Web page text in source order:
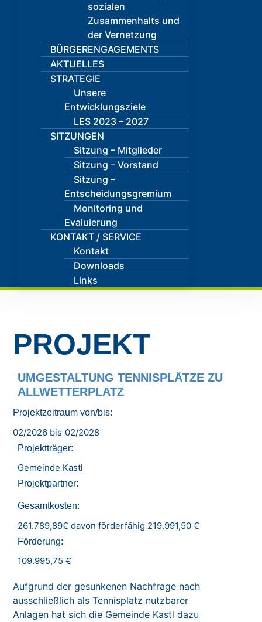
sozialen
Zusammenhalts und
der Vernetzung
BÜRGERENGAGEMENTS
AKTUELLES
STRATEGIE
Unsere
Entwicklungsziele
LES 2023 – 2027
SITZUNGEN
Sitzung – Mitglieder
Sitzung – Vorstand
Sitzung –
Entscheidungsgremium
Monitoring und
Evaluierung
KONTAKT / SERVICE
Kontakt
Downloads
Links
PROJEKT
UMGESTALTUNG TENNISPLÄTZE ZU
ALLWETTERPLATZ
Projektzeitraum von/bis:
02/2026 bis 02/2028
Projektträger:
Gemeinde Kastl
Projektpartner:
Gesamtkosten:
261.789,89€ davon förderfähig 219.991,50 €
Förderung:
109.995,75 €
Aufgrund der gesunkenen Nachfrage nach
ausschließlich als Tennisplatz nutzbarer
Anlagen hat sich die Gemeinde Kastl dazu